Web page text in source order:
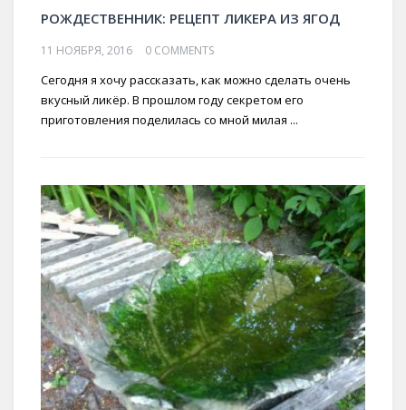
РОЖДЕСТВЕННИК: РЕЦЕПТ ЛИКЕРА ИЗ ЯГОД
11 НОЯБРЯ, 2016 0 COMMENTS
Сегодня я хочу рассказать, как можно сделать очень
вкусный ликёр. В прошлом году секретом его
приготовления поделилась со мной милая ...